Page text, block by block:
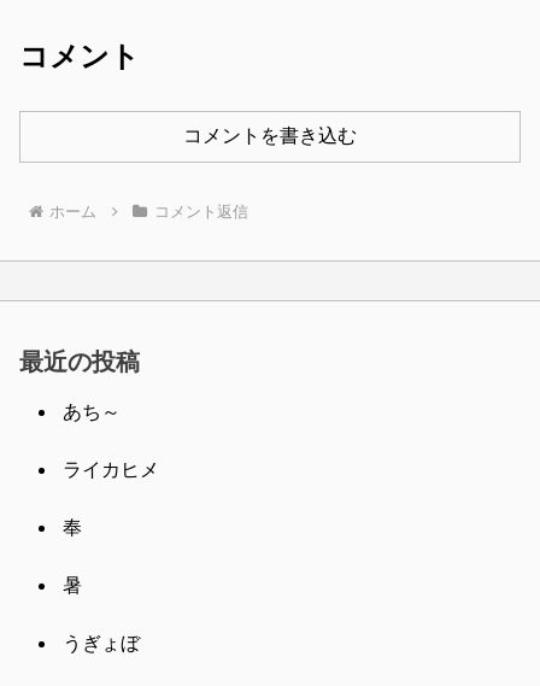
コメント
コメントを書き込む
ホーム コメント返信
最近の投稿
あち～
ライカヒメ
奉
暑
うぎょぼ